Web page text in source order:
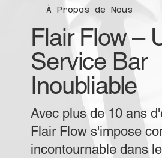
À Propos de Nous
Flair Flow –
Service Bar
Inoubliable
Avec plus de 10 ans
Flair Flow s'impose
incontournable dans